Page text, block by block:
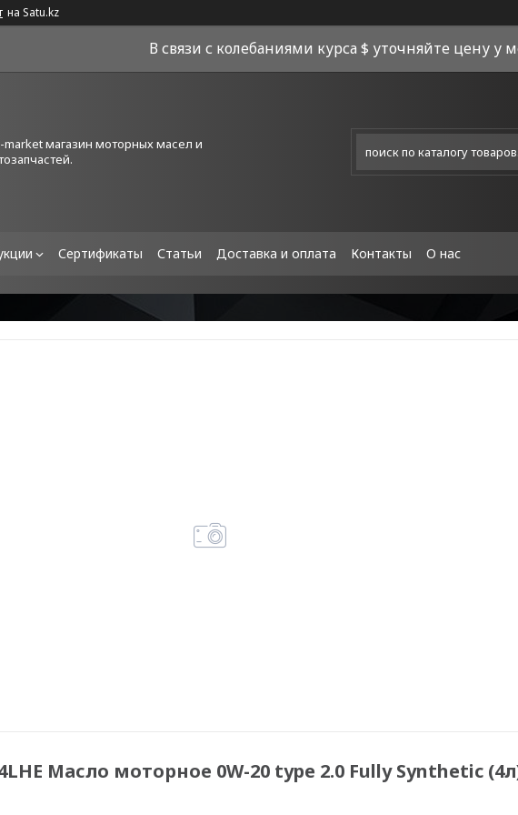
на Satu.kz
В связи с колебаниями курса $ уточняйте цену у
market магазин моторных масел и
Сертификаты Статьи Доставка и оплата Контакты О нас
Масло моторное 0W-20 type 2.0 Fully Synthetic